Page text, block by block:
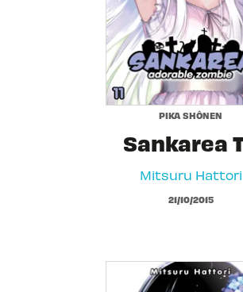
PIKA SHÔNEN
Sankarea
Mitsuru Hattori
21/10/2015